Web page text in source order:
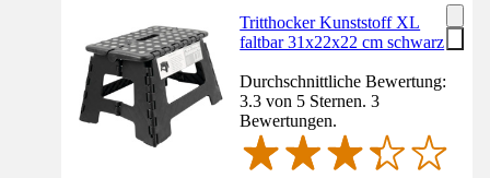
Tritthocker Kunststoff XL
faltbar 31x22x22 cm schwarz
Durchschnittliche Bewertung:
3.3 von 5 Sternen. 3
Bewertungen.